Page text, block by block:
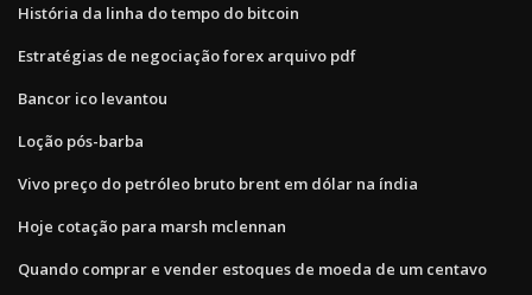
História da linha do tempo do bitcoin
Estratégias de negociação forex arquivo pdf
Bancor ico levantou
Loção pós-barba
Vivo preço do petróleo bruto brent em dólar na índia
Hoje cotação para marsh mclennan
Quando comprar e vender estoques de moeda de um centavo